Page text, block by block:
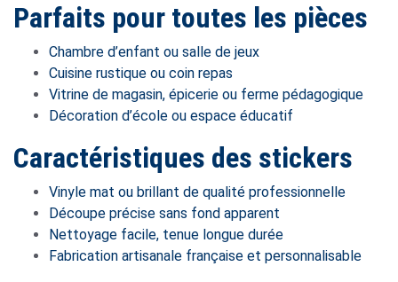
Parfaits pour toutes les pièces
Chambre d’enfant ou salle de jeux
Cuisine rustique ou coin repas
Vitrine de magasin, épicerie ou ferme pédagogique
Décoration d’école ou espace éducatif
Caractéristiques des stickers
Vinyle mat ou brillant de qualité professionnelle
Découpe précise sans fond apparent
Nettoyage facile, tenue longue durée
Fabrication artisanale française et personnalisable